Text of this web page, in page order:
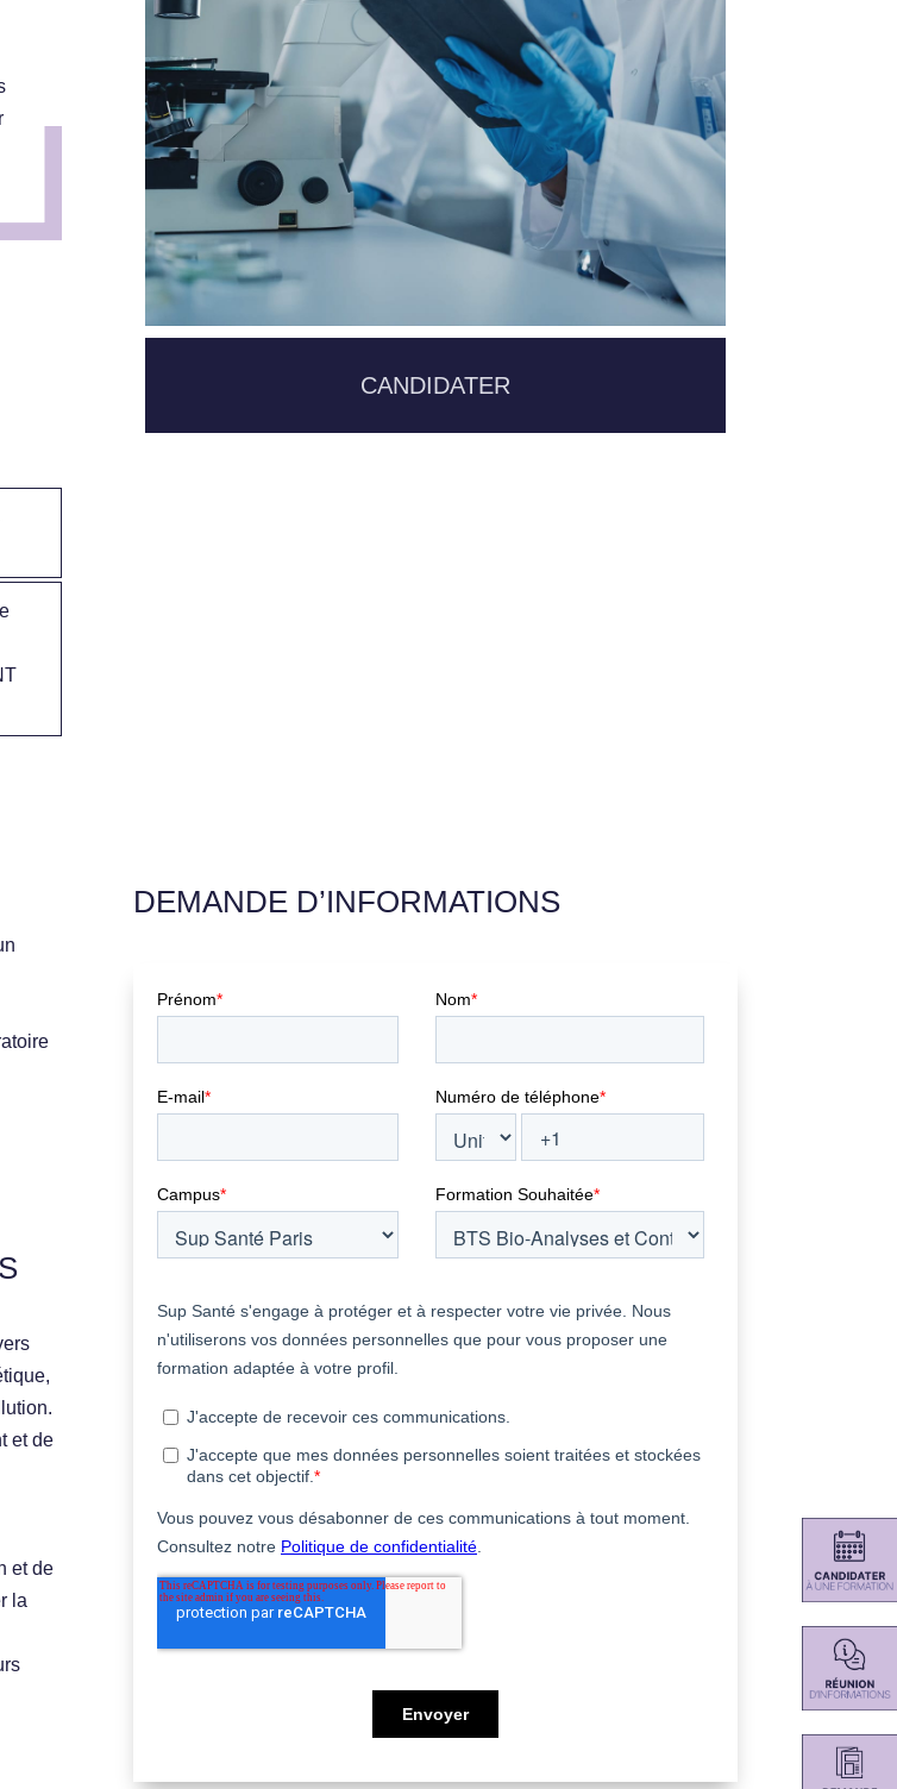
CANDIDATER
et de
et de
la
DEMANDE D’INFORMATIONS